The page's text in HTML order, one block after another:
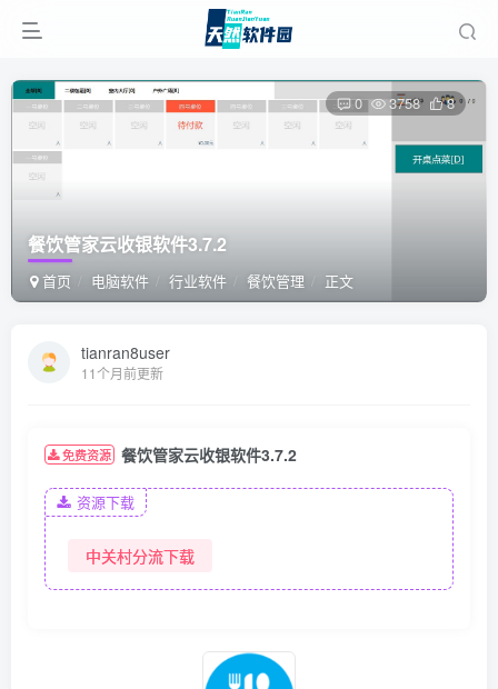
餐饮管家云收银软件3.7.2
首页 电脑软件 行业软件 餐饮管理 正文
0 3758 8
tianran8user
11个月前更新
免费资源 餐饮管家云收银软件3.7.2
资源下载
中关村分流下载